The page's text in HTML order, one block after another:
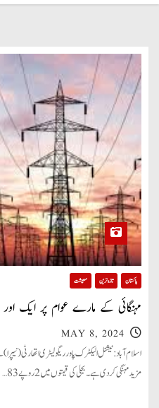
پاکستان تازہ ترین معیشت
مہنگائی کے مارے عوام پر ایک اور
MAY 8, 2024
اسلام آباد: نیشنل الیکٹرک پاور ریگولیٹری اتھارٹی
مزید مہنگی کردی ہے۔ بجلی کی قیمتوں میں 2 روپے 83…